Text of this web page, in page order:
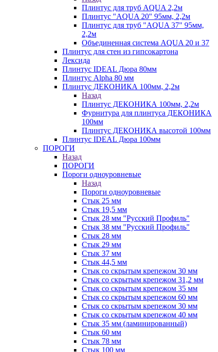
Плинтус для труб AQUA 2,2м
Плинтус "AQUA 20" 95мм, 2,2м
Плинтус для труб "AQUA 37" 95мм,
2,2м
Объединенная система AQUA 20 и 37
Плинтус для стен из гипсокартона
Лексида
Плинтус IDEAL Дюра 80мм
Плинтус Alpha 80 мм
Плинтус ДЕКОНИКА 100мм, 2,2м
Назад
Плинтус ДЕКОНИКА 100мм, 2,2м
Фурнитура для плинтуса ДЕКОНИКА
100мм
Плинтус ДЕКОНИКА высотой 100мм
Плинтус IDEAL Дюра 100мм
ПОРОГИ
Назад
ПОРОГИ
Пороги одноуровневые
Назад
Пороги одноуровневые
Стык 25 мм
Стык 19,5 мм
Стык 28 мм "Русский Профиль"
Стык 38 мм "Русский Профиль"
Стык 28 мм
Стык 29 мм
Стык 37 мм
Стык 44,5 мм
Стык со скрытым крепежом 30 мм
Стык со скрытым крепежом 31,2 мм
Стык со скрытым крепежом 35 мм
Стык со скрытым крепежом 60 мм
Стык со скрытым крепежом 30 мм
Стык со скрытым крепежом 40 мм
Стык 35 мм (ламинированный)
Стык 60 мм
Стык 78 мм
Стык 100 мм